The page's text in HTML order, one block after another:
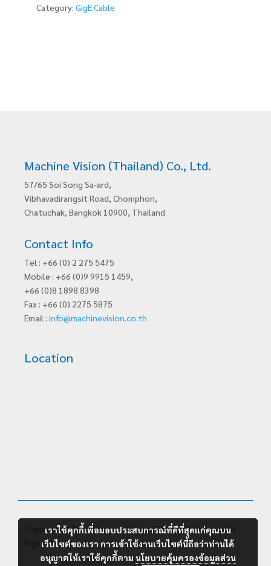
6,
Category: GigE Cable
Machine Vision (Thailand) Co., Ltd.
57/65 Soi Song Sa-ard,
Vibhavadirangsit Road, Chomphon,
Chatuchak, Bangkok 10900, Thailand
Contact Info
Tel : +66 (0) 2 275 5475
Mobile : +66 (0)9 9915 1459,
+66 (0)8 1898 8398
Fax : +66 (0) 2275 5875
Email : info@machinevision.co.th
Location
Copyright ©2026 Machine Vision (Thailand) Co., Ltd. All
Rights Reserved.
เราใช้คุกกี้เพื่อมอบประสบการณ์ที่ดีที่สุดแก่คุณบน
เว็บไซต์ของเรา การเข้าใช้งานเว็บไซต์นี้ถือว่าท่านได้
อนุญาตให้เราใช้คุกกี้ตาม นโยบายคุ้มครองข้อมูลส่วน